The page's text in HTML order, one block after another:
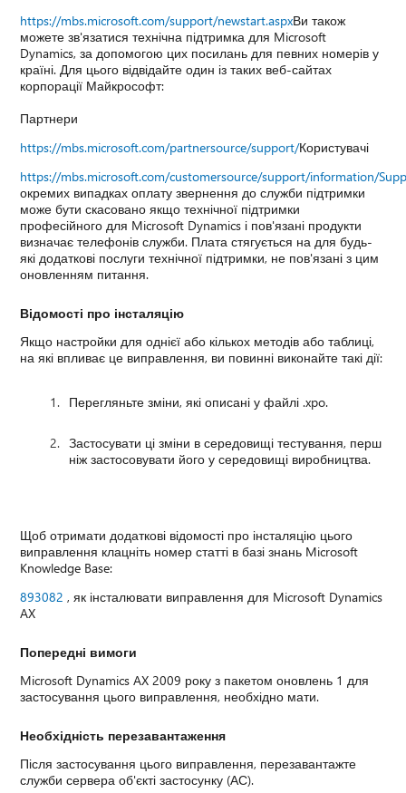
https://mbs.microsoft.com/support/newstart.aspxВи також
можете зв'язатися технічна підтримка для Microsoft
Dynamics, за допомогою цих посилань для певних номерів у
країні. Для цього відвідайте один із таких веб-сайтах
корпорації Майкрософт:
Партнери
https://mbs.microsoft.com/partnersource/support/Користувачі
https://mbs.microsoft.com/customersource/support/information/
окремих випадках оплату звернення до служби підтримки
може бути скасовано якщо технічної підтримки
професійного для Microsoft Dynamics і пов'язані продукти
визначає телефонів служби. Плата стягується на для будь-
які додаткові послуги технічної підтримки, не пов'язані з цим
оновленням питання.
Відомості про інсталяцію
Якщо настройки для однієї або кількох методів або таблиці,
на які впливає це виправлення, ви повинні виконайте такі дії:
Перегляньте зміни, які описані у файлі .xpo.
Застосувати ці зміни в середовищі тестування, перш
ніж застосовувати його у середовищі виробництва.
Щоб отримати додаткові відомості про інсталяцію цього
виправлення клацніть номер статті в базі знань Microsoft
Knowledge Base:
893082 , як інсталювати виправлення для Microsoft Dynamics
AX
Попередні вимоги
Microsoft Dynamics AX 2009 року з пакетом оновлень 1 для
застосування цього виправлення, необхідно мати.
Необхідність перезавантаження
Після застосування цього виправлення, перезавантажте
служби сервера об'єкті застосунку (АС).